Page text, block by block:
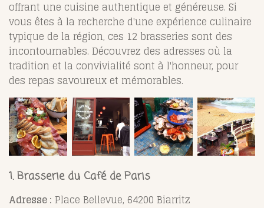
offrant une cuisine authentique et généreuse. Si
vous êtes à la recherche d'une expérience culinaire
typique de la région, ces 12 brasseries sont des
incontournables. Découvrez des adresses où la
tradition et la convivialité sont à l'honneur, pour
des repas savoureux et mémorables.
1. Brasserie du Café de Paris
Adresse : Place Bellevue, 64200 Biarritz